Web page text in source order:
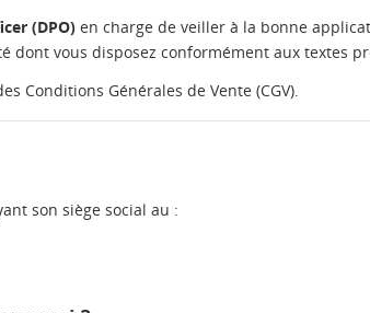
(DPO) en charge de veiller à la bonne
dont vous disposez conformément aux textes
Conditions Générales de Vente (CGV).
son siège social au :